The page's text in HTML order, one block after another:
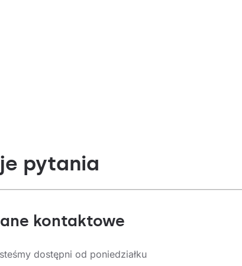
pytania
kontaktowe
dostępni od poniedziałku